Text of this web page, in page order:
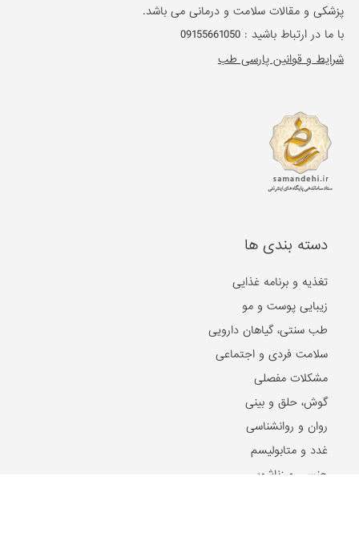
پزشکی و مقالات سلامت و درمانی می باشد.
با ما در ارتباط باشید :09155661050
شرایط و قوانین پارسی طب
دسته بندی ها
تغذیه و برنامه غذایی
زیبایی پوست و مو
طب سنتی، گیاهان دارویی
سلامت فردی و اجتماعی
مشکلات مفصلی
گوش، حلق و بینی
روان و روانشناسی
غدد و متابولیسم
جنسی و زناشویی